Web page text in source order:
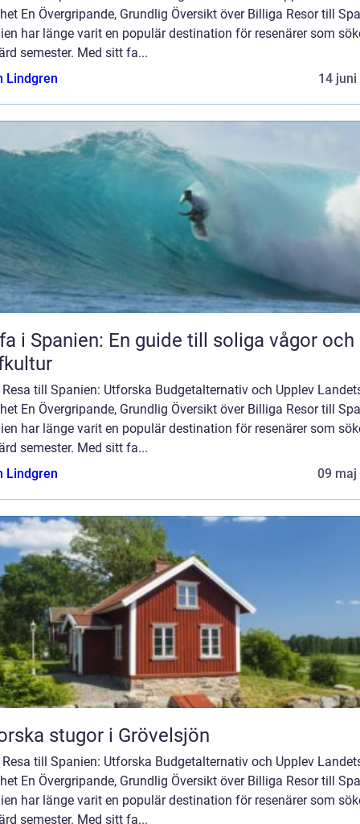
En Övergripande, Grundlig Översikt över Billiga Resor till
har länge varit en populär destination för resenärer som
semester. Med sitt fa...
Lindgren
14 juni
i Spanien: En guide till soliga vågor och
till Spanien: Utforska Budgetalternativ och Upplev
En Övergripande, Grundlig Översikt över Billiga Resor till
har länge varit en populär destination för resenärer som
semester. Med sitt fa...
Lindgren
09 maj
stugor i Grövelsjön
till Spanien: Utforska Budgetalternativ och Upplev
En Övergripande, Grundlig Översikt över Billiga Resor till
har länge varit en populär destination för resenärer som
semester. Med sitt fa...